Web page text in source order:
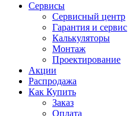
Сервисы
Сервисный центр
Гарантия и сервис
Калькуляторы
Монтаж
Проектирование
Акции
Распродажа
Как Купить
Заказ
Оплата